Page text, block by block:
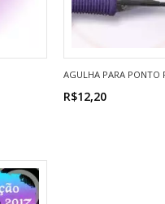
AGULHA PARA PONTO
R$12,20